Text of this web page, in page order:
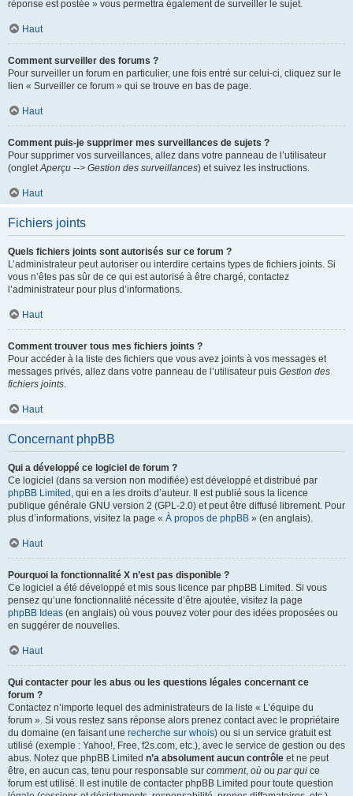
réponse est postée » vous permettra également de surveiller le sujet.
Haut
Comment surveiller des forums ?
Pour surveiller un forum en particulier, une fois entré sur celui-ci, cliquez sur le
lien « Surveiller ce forum » qui se trouve en bas de page.
Haut
Comment puis-je supprimer mes surveillances de sujets ?
Pour supprimer vos surveillances, allez dans votre panneau de l’utilisateur
(ongletAperçu --> Gestion des surveillances) et suivez les instructions.
Haut
Fichiers joints
Quels fichiers joints sont autorisés sur ce forum ?
L’administrateur peut autoriser ou interdire certains types de fichiers joints. Si
vous n’êtes pas sûr de ce qui est autorisé à être chargé, contactez
l’administrateur pour plus d’informations.
Haut
Comment trouver tous mes fichiers joints ?
Pour accéder à la liste des fichiers que vous avez joints à vos messages et
messages privés, allez dans votre panneau de l’utilisateur puis Gestion des
fichiers joints.
Haut
Concernant phpBB
Qui a développé ce logiciel de forum ?
Ce logiciel (dans sa version non modifiée) est développé et distribué par
phpBB Limited , qui en a les droits d’auteur. Il est publié sous la licence
publique générale GNU version 2 (GPL-2.0) et peut être diffusé librement. Pour
plus d’informations, visitez la page « À propos de phpBB » (en anglais).
Haut
Pourquoi la fonctionnalité X n’est pas disponible ?
Ce logiciel a été développé et mis sous licence par phpBB Limited. Si vous
pensez qu’une fonctionnalité nécessite d’être ajoutée, visitez la page
phpBB Ideas (en anglais) où vous pouvez voter pour des idées proposées ou
en suggérer de nouvelles.
Haut
Qui contacter pour les abus ou les questions légales concernant ce
forum ?
Contactez n’importe lequel des administrateurs de la liste « L’équipe du
forum ». Si vous restez sans réponse alors prenez contact avec le propriétaire
du domaine (en faisant une recherche sur whois) ou si un service gratuit est
utilisé (exemple : Yahoo!, Free, f2s.com, etc.), avec le service de gestion ou des
abus. Notez que phpBB Limited n’a absolument aucun contrôle et ne peut
être, en aucun cas, tenu pour responsable sur comment, où ou par qui ce
forum est utilisé. Il est inutile de contacter phpBB Limited pour toute question